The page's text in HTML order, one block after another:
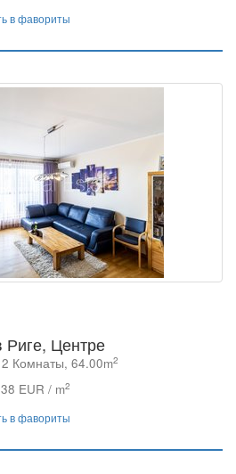
в фавориты
Риге, Центре
Комнаты, 64.00m2
EUR / m2
в фавориты